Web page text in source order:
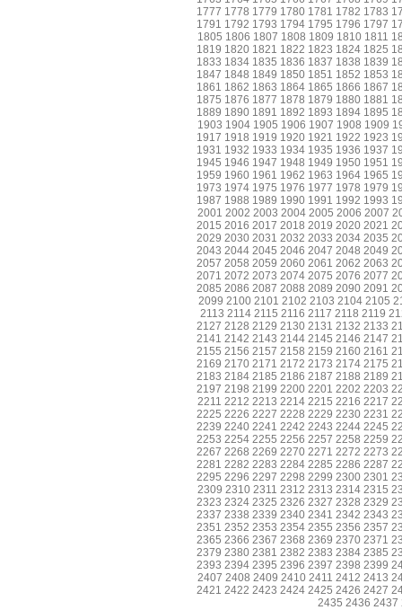
1777 1778 1779 1780 1781 1782 1783
1791 1792 1793 1794 1795 1796 1797
1805 1806 1807 1808 1809 1810 1811
1819 1820 1821 1822 1823 1824 1825
1833 1834 1835 1836 1837 1838 1839
1847 1848 1849 1850 1851 1852 1853
1861 1862 1863 1864 1865 1866 1867
1875 1876 1877 1878 1879 1880 1881
1889 1890 1891 1892 1893 1894 1895
1903 1904 1905 1906 1907 1908 1909
1917 1918 1919 1920 1921 1922 1923
1931 1932 1933 1934 1935 1936 1937
1945 1946 1947 1948 1949 1950 1951
1959 1960 1961 1962 1963 1964 1965
1973 1974 1975 1976 1977 1978 1979
1987 1988 1989 1990 1991 1992 1993
2001 2002 2003 2004 2005 2006 2007
2015 2016 2017 2018 2019 2020 2021
2029 2030 2031 2032 2033 2034 2035
2043 2044 2045 2046 2047 2048 2049
2057 2058 2059 2060 2061 2062 2063
2071 2072 2073 2074 2075 2076 2077
2085 2086 2087 2088 2089 2090 2091
2099 2100 2101 2102 2103 2104 2105
2113 2114 2115 2116 2117 2118 2119
2127 2128 2129 2130 2131 2132 2133
2141 2142 2143 2144 2145 2146 2147
2155 2156 2157 2158 2159 2160 2161
2169 2170 2171 2172 2173 2174 2175
2183 2184 2185 2186 2187 2188 2189
2197 2198 2199 2200 2201 2202 2203
2211 2212 2213 2214 2215 2216 2217
2225 2226 2227 2228 2229 2230 2231
2239 2240 2241 2242 2243 2244 2245
2253 2254 2255 2256 2257 2258 2259
2267 2268 2269 2270 2271 2272 2273
2281 2282 2283 2284 2285 2286 2287
2295 2296 2297 2298 2299 2300 2301
2309 2310 2311 2312 2313 2314 2315
2323 2324 2325 2326 2327 2328 2329
2337 2338 2339 2340 2341 2342 2343
2351 2352 2353 2354 2355 2356 2357
2365 2366 2367 2368 2369 2370 2371
2379 2380 2381 2382 2383 2384 2385
2393 2394 2395 2396 2397 2398 2399
2407 2408 2409 2410 2411 2412 2413
2421 2422 2423 2424 2425 2426 2427
2435 2436 2437